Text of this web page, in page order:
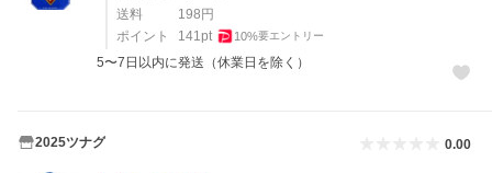
送料
198円
ポイント
141 pt 10%要エントリー
5〜7日以内に発送（休業日を除く）
2025ツナグ 0.00